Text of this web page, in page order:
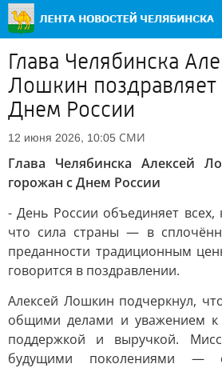
Глава Челябинска
Лошкин поздравляет
Днем России
12 июня 2026, 10:05 СМИ
Глава Челябинска Алексей
горожан с Днем России
- День России объединяет всех,
что сила страны — в
преданности традиционным
говорится в поздравлении.
Алексей Лошкин подчеркнул,
общими делами и уважением к
поддержкой и выручкой.
будущими поколениями —